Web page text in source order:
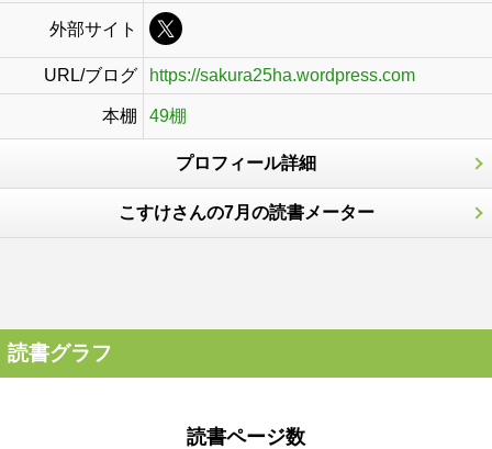
外部サイト
URL/ブログ https://sakura25ha.wordpress.com
本棚 49棚
プロフィール詳細
こすけさんの7月の読書メーター
読書グラフ
読書ページ数